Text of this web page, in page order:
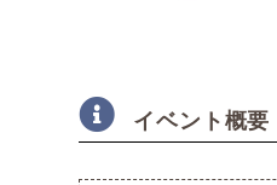
イベント概要